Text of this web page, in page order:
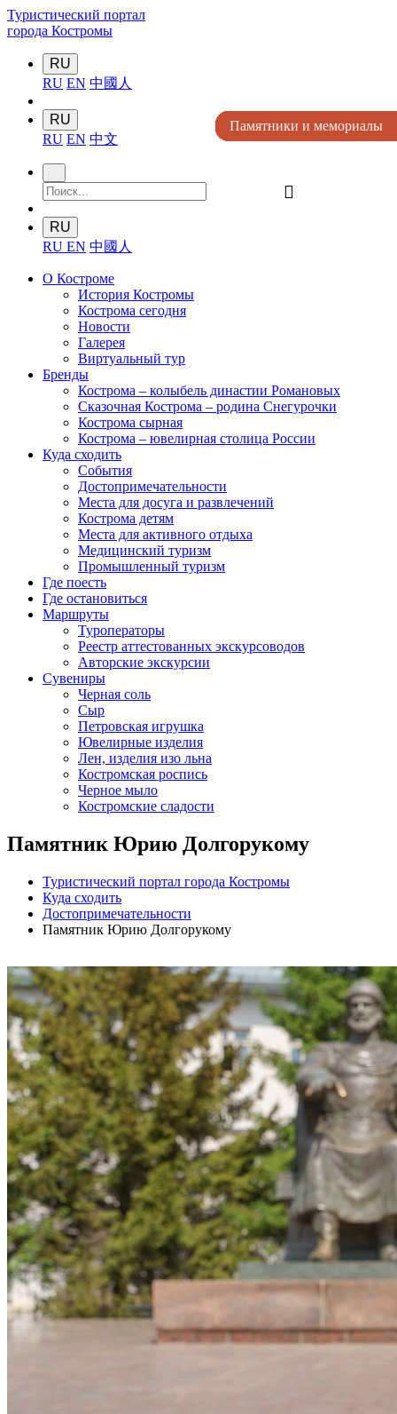
Туристический портал
города Костромы
RU
RU EN 中國人
RU
RU EN 中文
󰍉
RU
RU EN 中國人
О Костроме
История Костромы
Кострома сегодня
Новости
Галерея
Виртуальный тур
Бренды
Кострома – колыбель династии Романовых
Сказочная Кострома – родина Снегурочки
Кострома сырная
Кострома – ювелирная столица России
Куда сходить
События
Достопримечательности
Места для досуга и развлечений
Кострома детям
Места для активного отдыха
Медицинский туризм
Промышленный туризм
Где поесть
Где остановиться
Маршруты
Туроператоры
Реестр аттестованных экскурсоводов
Авторские экскурсии
Сувениры
Черная соль
Сыр
Петровская игрушка
Ювелирные изделия
Лен, изделия изо льна
Костромская роспись
Черное мыло
Костромские сладости
Памятник Юрию Долгорукому
Туристический портал города Костромы
Куда сходить
Достопримечательности
Памятник Юрию Долгорукому
Памятники и мемориалы
Памятники и мемориалы
Памятники и мемориалы
Памятники и мемориалы
Памятники и мемориалы